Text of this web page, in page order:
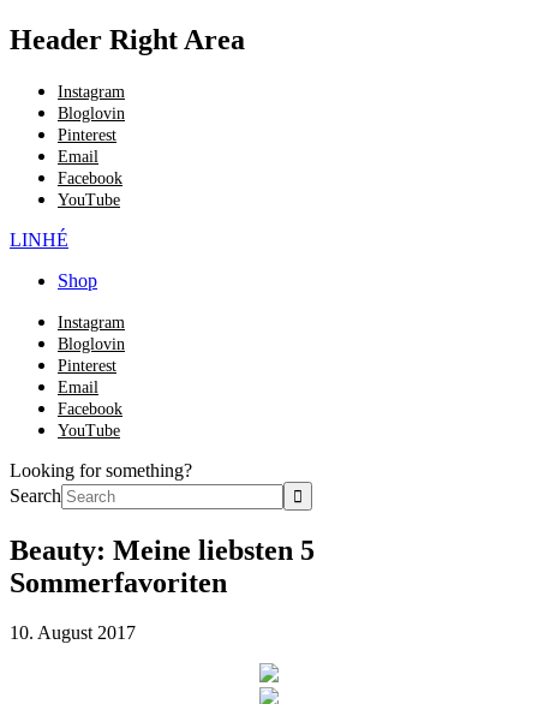
Header Right Area
Instagram
Bloglovin
Pinterest
Email
Facebook
YouTube
LINHÉ
Shop
Instagram
Bloglovin
Pinterest
Email
Facebook
YouTube
Looking for something?
Search
Beauty: Meine liebsten 5
Sommerfavoriten
10. August 2017